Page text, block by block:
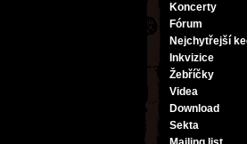
Koncerty
Fórum
Nejchytřejší
Inkvizice
Žebříčky
Videa
Download
Sekta